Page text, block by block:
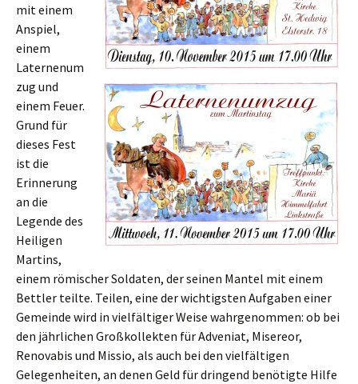
mit einem
Anspiel,
einem
Laternenum
zug und
einem Feuer.
Grund für
dieses Fest
ist die
Erinnerung
an die
Legende des
Heiligen
Martins,
einem römischer Soldaten, der seinen Mantel mit einem
Bettler teilte. Teilen, eine der wichtigsten Aufgaben einer
Gemeinde wird in vielfältiger Weise wahrgenommen: ob bei
den jährlichen Großkollekten für Adveniat, Misereor,
Renovabis und Missio, als auch bei den vielfältigen
Gelegenheiten, an denen Geld für dringend benötigte Hilfe